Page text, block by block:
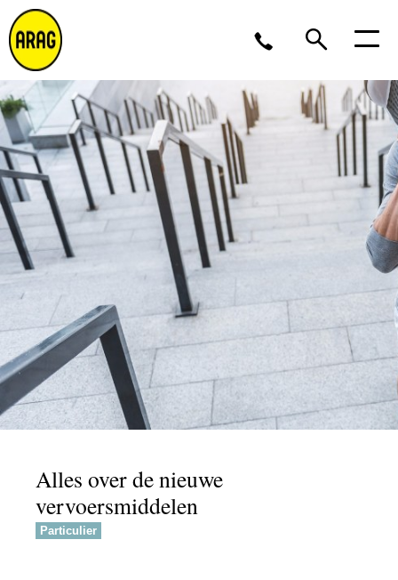
Ma/Do 9 – 17, Vr 9 – 16
02 643 12 11
Alles over de nieuwe
vervoersmiddelen
Particulier